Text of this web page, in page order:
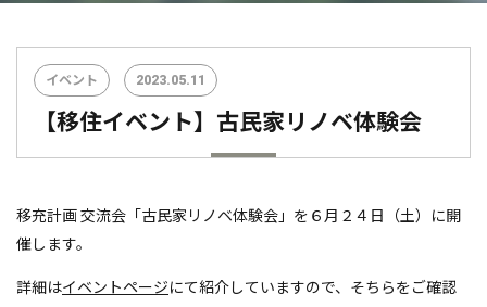
イベント 2023.05.11
【移住イベント】古民家リノベ体験会
移充計画 交流会「古民家リノベ体験会」を６月２４日（土）に開
催します。
詳細はイベントページにて紹介していますので、そちらをご確認